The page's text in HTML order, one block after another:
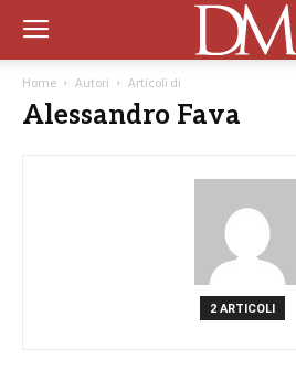
Home Autori Articoli di
Alessandro Fava
2 ARTICOLI